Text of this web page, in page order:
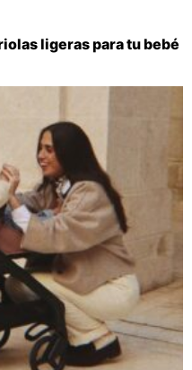
ligeras para tu bebé